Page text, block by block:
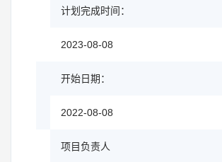
计划完成时间：
2023-08-08
开始日期：
2022-08-08
项目负责人